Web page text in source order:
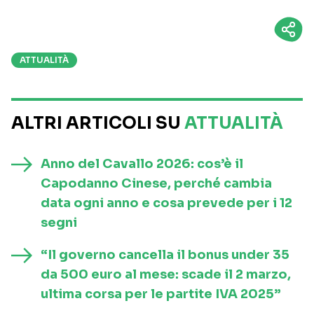
ATTUALITÀ
ALTRI ARTICOLI SU ATTUALITÀ
Anno del Cavallo 2026: cos’è il
Capodanno Cinese, perché cambia
data ogni anno e cosa prevede per i 12
segni
“Il governo cancella il bonus under 35
da 500 euro al mese: scade il 2 marzo,
ultima corsa per le partite IVA 2025”